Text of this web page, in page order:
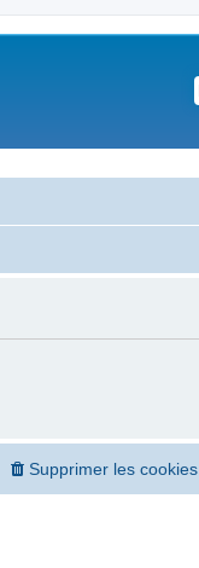
Supprimer les cookies